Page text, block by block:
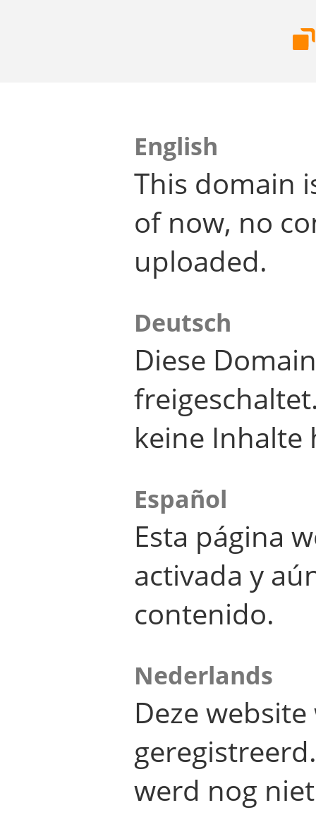
English
This domain
of now, no
uploaded.
Deutsch
Diese
keine Inhalte
Español
Esta página
activada y
contenido.
Nederlands
Deze
werd nog